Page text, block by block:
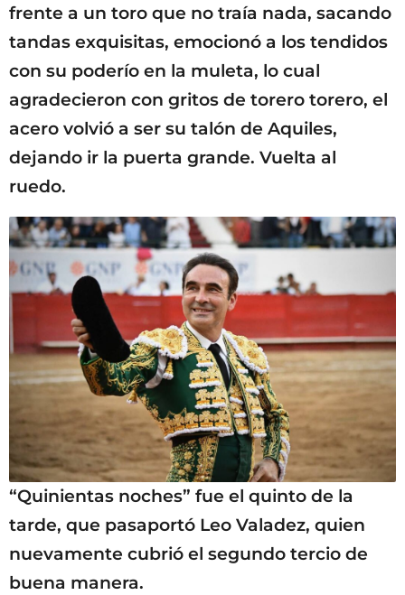
frente a un toro que no traía nada, sacando
tandas exquisitas, emocionó a los tendidos
con su poderío en la muleta, lo cual
agradecieron con gritos de torero torero, el
acero volvió a ser su talón de Aquiles,
dejando ir la puerta grande. Vuelta al
ruedo.
“Quinientas noches” fue el quinto de la
tarde, que pasaportó Leo Valadez, quien
nuevamente cubrió el segundo tercio de
buena manera.